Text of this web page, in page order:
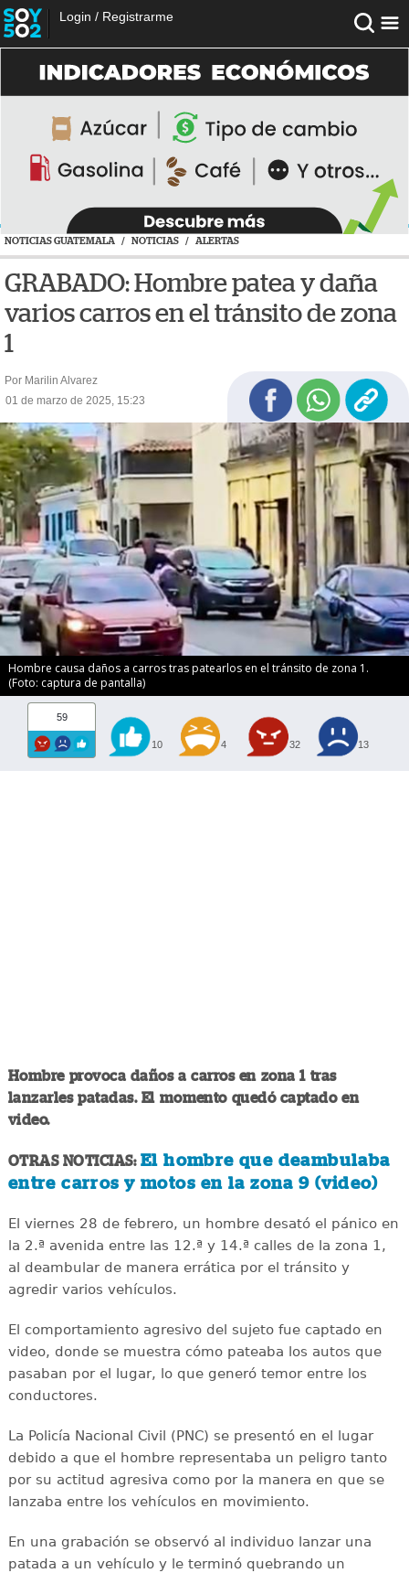
Login / Registrarme
NOTICIAS GUATEMALA / NOTICIAS / ALERTAS
GRABADO: Hombre patea y daña
varios carros en el tránsito de zona
1
Por Marilin Alvarez
01 de marzo de 2025, 15:23
Hombre causa daños a carros tras patearlos en el tránsito de zona 1.
(Foto: captura de pantalla)
59
10 4 32 13
Hombre provoca daños a carros en zona 1 tras
lanzarles patadas. El momento quedó captado en
video.
OTRAS NOTICIAS: El hombre que deambulaba
entre carros y motos en la zona 9 (video)
El viernes 28 de febrero, un hombre desató el pánico en
la 2.ª avenida entre las 12.ª y 14.ª calles de la zona 1,
al deambular de manera errática por el tránsito y
agredir varios vehículos.
El comportamiento agresivo del sujeto fue captado en
video, donde se muestra cómo pateaba los autos que
pasaban por el lugar, lo que generó temor entre los
conductores.
La Policía Nacional Civil (PNC) se presentó en el lugar
debido a que el hombre representaba un peligro tanto
por su actitud agresiva como por la manera en que se
lanzaba entre los vehículos en movimiento.
En una grabación se observó al individuo lanzar una
patada a un vehículo y le terminó quebrando un